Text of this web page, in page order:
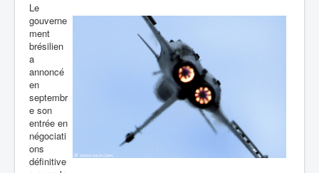
Le
gouverne
ment
brésilien
a
annoncé
en
septembr
e son
entrée en
négociati
ons
définitive